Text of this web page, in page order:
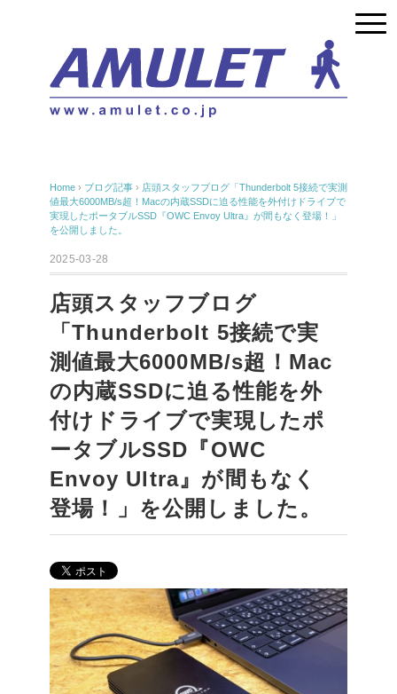
Home › ブログ記事 › 店頭スタッフブログ「Thunderbolt 5接続で実測
値最大6000MB/s超！Macの内蔵SSDに迫る性能を外付けドライブで
実現したポータブルSSD『OWC Envoy Ultra』が間もなく登場！」
を公開しました。
2025-03-28
店頭スタッフブログ
「Thunderbolt 5接続で実
測値最大6000MB/s超！Mac
の内蔵SSDに迫る性能を外
付けドライブで実現したポ
ータブルSSD『OWC
Envoy Ultra』が間もなく
登場！」を公開しました。